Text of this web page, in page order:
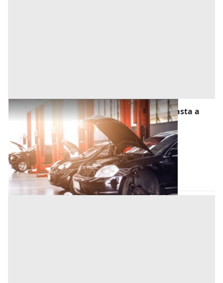
Stalle, Scuderie, Rimesse, Autorimesse all'asta a
Tortona
Tortona (Alessandria)
Offerta minima
3.825 € 5.100 €
Codice asta:3438061c
01/12/2026